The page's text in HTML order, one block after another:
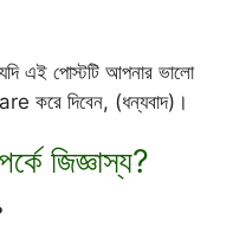
এই পোস্টটি আপনার ভালো
করে দিবেন, (ধন্যবাদ)।
জিজ্ঞাস্য?